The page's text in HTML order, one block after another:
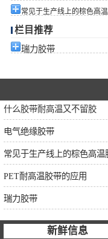
常见于生产线上的棕色高
栏目推荐
瑞力胶带
什么胶带耐高温又不留胶
电气绝缘胶带
PET耐高温胶带的应用
瑞力胶带
新鲜信息